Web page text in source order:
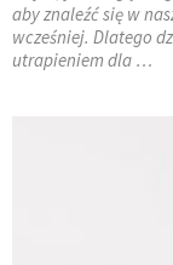
aby znaleźć się w
wcześniej. Dlatego
utrapieniem dla …